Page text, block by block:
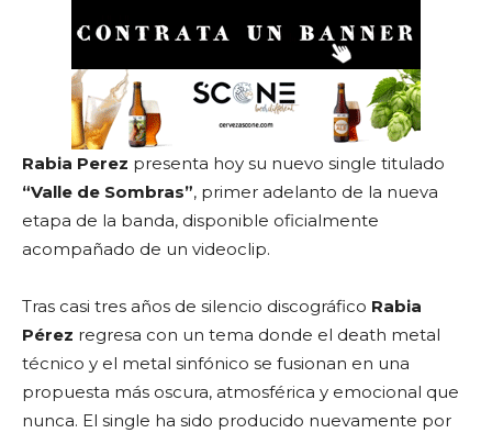
Rabia Perez presenta hoy su nuevo single titulado
“Valle de Sombras”, primer adelanto de la nueva
etapa de la banda, disponible oficialmente
acompañado de un videoclip.
Tras casi tres años de silencio discográfico Rabia
Pérez regresa con un tema donde el death metal
técnico y el metal sinfónico se fusionan en una
propuesta más oscura, atmosférica y emocional que
nunca. El single ha sido producido nuevamente por